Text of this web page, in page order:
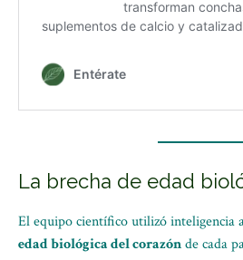
La brecha de edad
El equipo científico utilizó inteligencia
edad biológica del corazónde cada